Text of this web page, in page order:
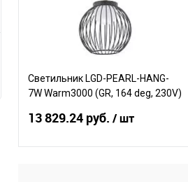
Светильник LGD-PEARL-HANG-
7W Warm3000 (GR, 164 deg, 230V)
13 829.24 руб. / шт